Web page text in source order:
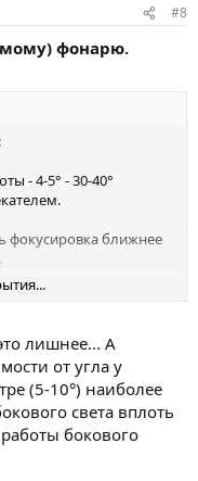
#8
фонарю.
- 4-5° - 30-40°
фокусировка ближнее
наличие
лишнее... А
от угла у
(5-10°) наиболее
света вплоть
бокового